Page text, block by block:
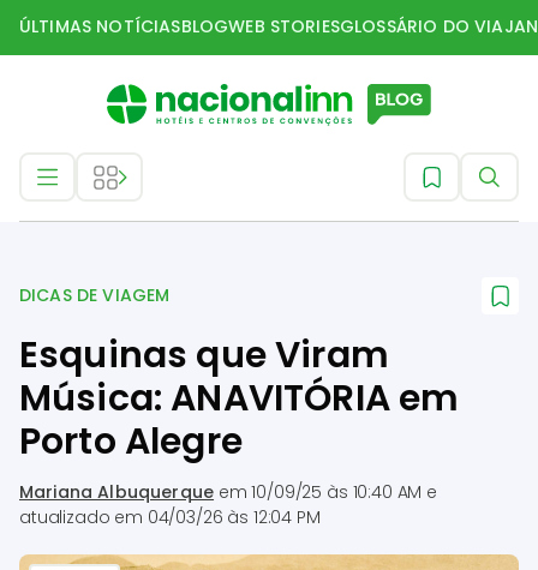
ÚLTIMAS NOTÍCIASBLOGWEB STORIESGLOSSÁRIO DO
DICAS DE VIAGEM
Esquinas que Viram
Música: ANAVITÓRIA em
Porto Alegre
Mariana Albuquerque em10/09/25 às 10:40 AM e
atualizado em 04/03/26 às 12:04 PM